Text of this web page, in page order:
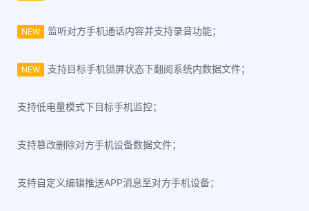
NEW 监听对方手机通话内容并支持录音功能；
NEW 支持目标手机锁屏状态下翻阅系统内数据文件；
支持低电量模式下目标手机监控；
支持篡改删除对方手机设备数据文件；
支持自定义编辑推送APP消息至对方手机设备；